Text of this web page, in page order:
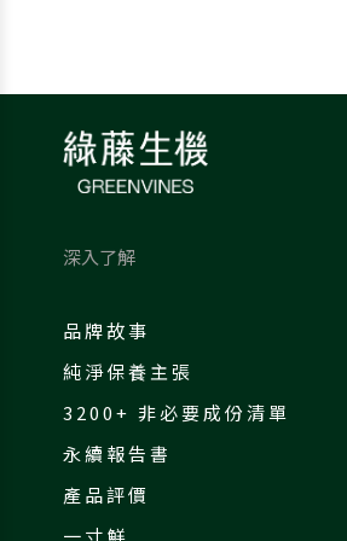
深入了解
品牌故事
純淨保養主張
3200+ 非必要成份清單
永續報告書
產品評價
一寸鮮